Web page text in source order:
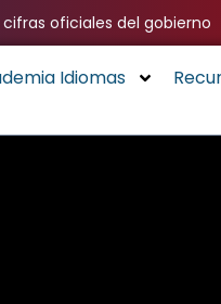
oficiales del gobierno
Idiomas